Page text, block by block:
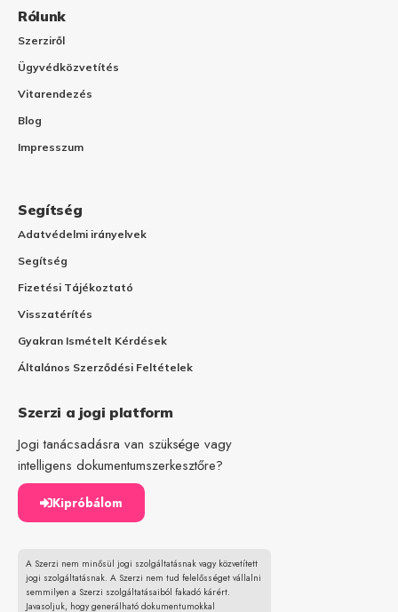
Rólunk
Szerziről
Ügyvédközvetítés
Vitarendezés
Blog
Impresszum
Segítség
Adatvédelmi irányelvek
Segítség
Fizetési Tájékoztató
Visszatérítés
Gyakran Ismételt Kérdések
Általános Szerződési Feltételek
Szerzi a jogi platform
Jogi tanácsadásra van szüksége vagy
intelligens dokumentumszerkesztőre?
Kipróbálom
A Szerzi nem minősül jogi szolgáltatásnak vagy közvetített
jogi szolgáltatásnak. A Szerzi nem tud felelősséget vállalni
semmilyen a Szerzi szolgáltatásaiból fakadó kárért.
Javasoljuk, hogy generálható dokumentumokkal